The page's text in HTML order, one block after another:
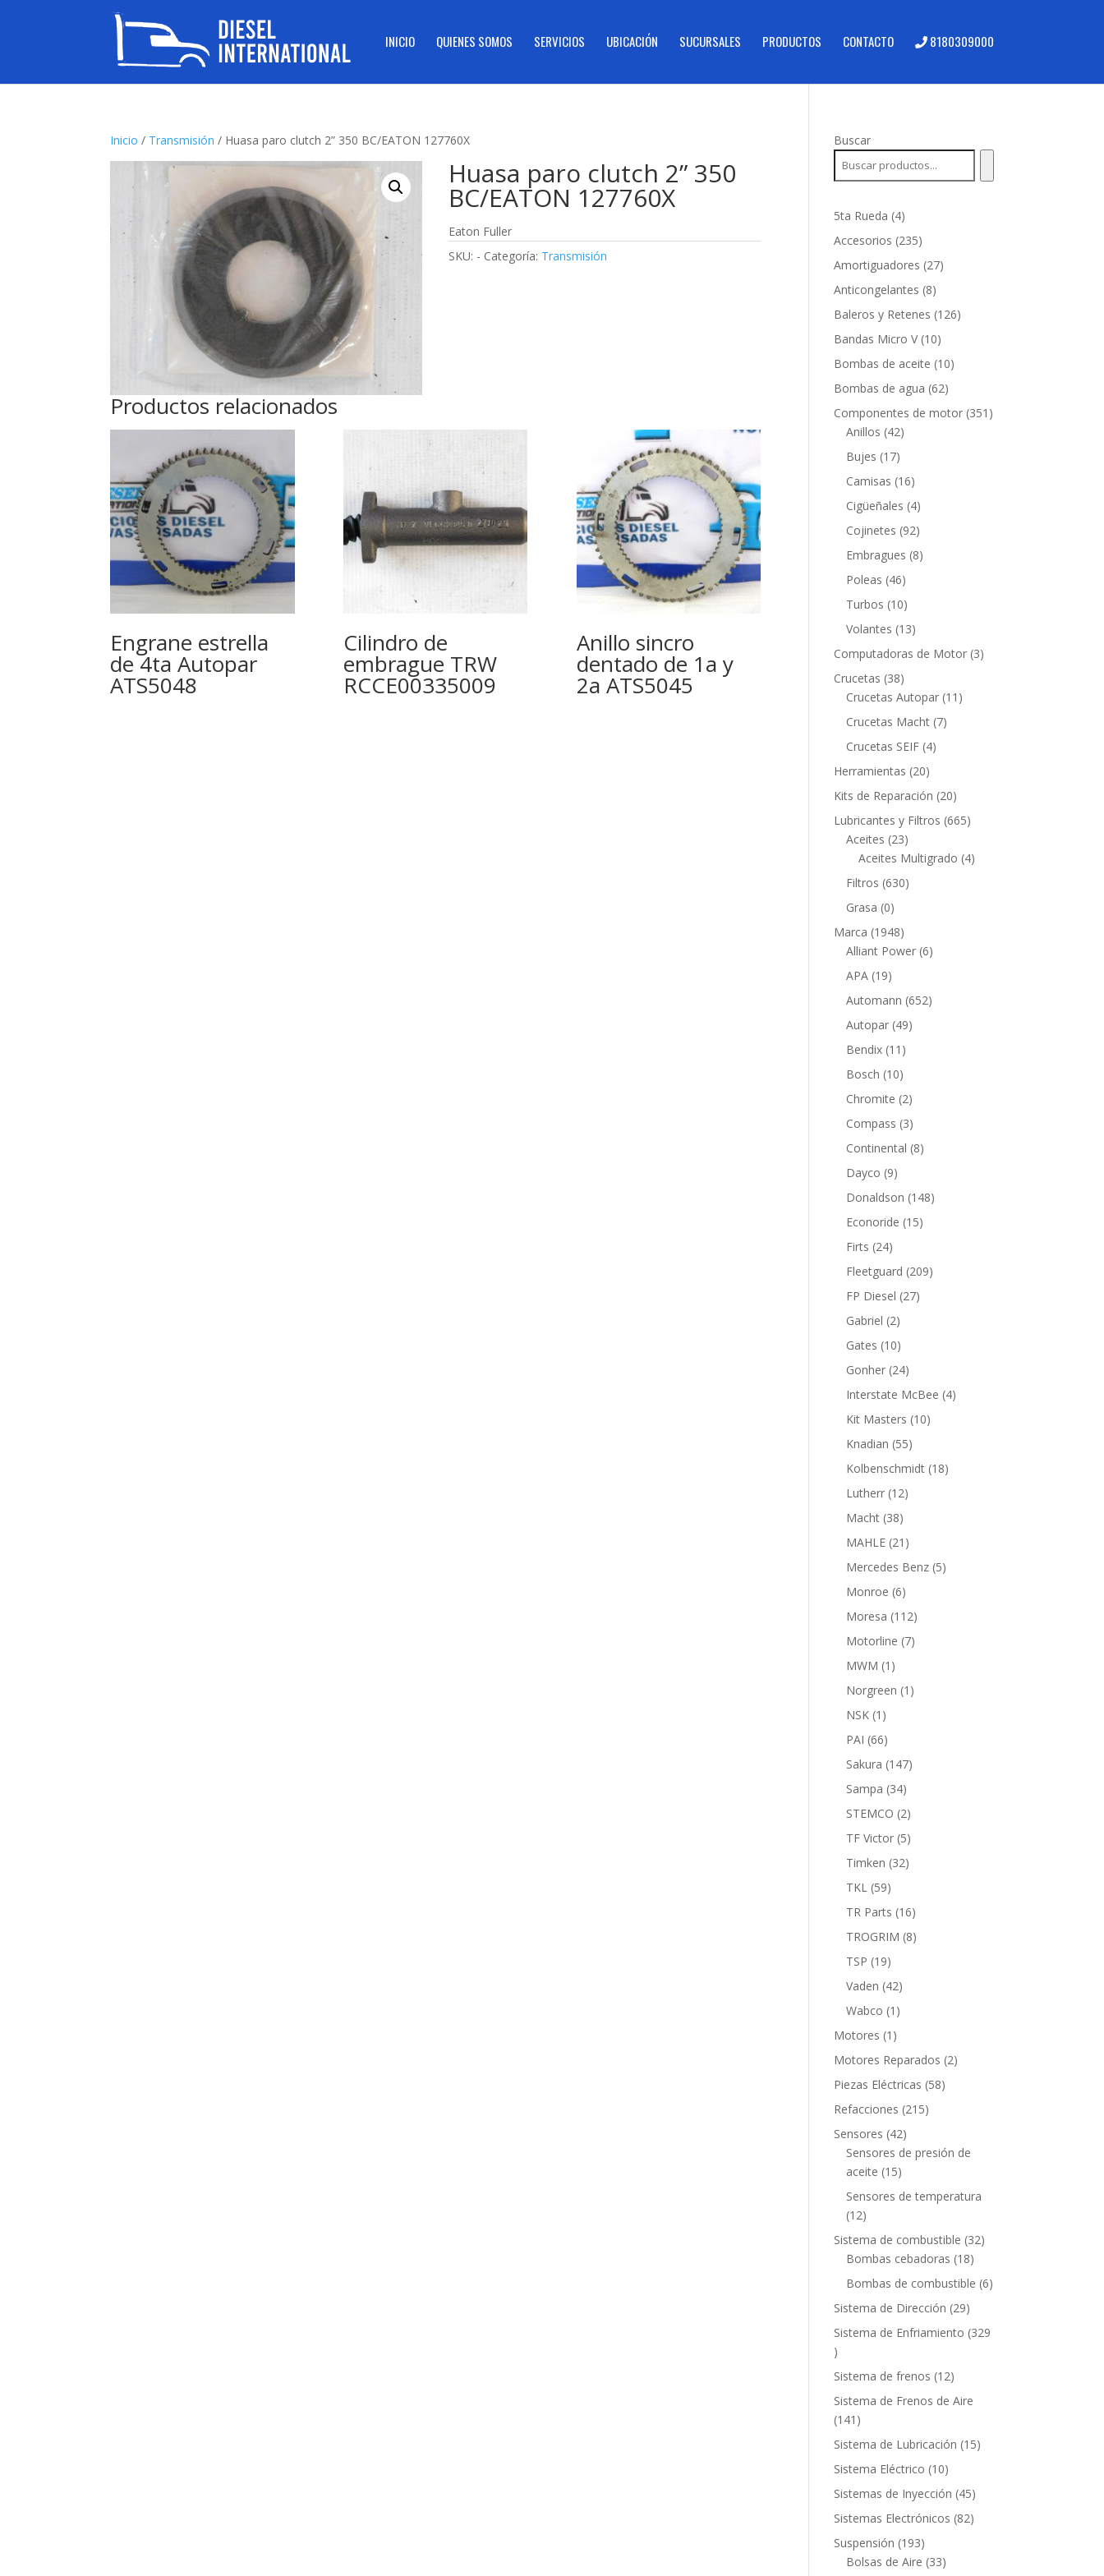
INICIO QUIENES SOMOS SERVICIOS UBICACIÓN SUCURSALES PRODUCTOS CONTACTO 8180309000
Inicio / Transmisión / Huasa paro clutch 2” 350 BC/EATON 127760X
Huasa paro clutch 2” 350
BC/EATON 127760X
Eaton Fuller
SKU: - Categoría: Transmisión
Productos relacionados
Engrane estrella
de 4ta Autopar
ATS5048
Cilindro de
embrague TRW
RCCE00335009
Anillo sincro
dentado de 1a y
2a ATS5045
Buscar
5ta Rueda 44
productos
Accesorios 235235
productos
Amortiguadores 2727
Anticongelantes 88
productos
Baleros y Retenes 126126
Bandas Micro V 1010
productos
Bombas de aceite 1010
Bombas de agua 6262
productos
Componentes de motor 351 351
Anillos 4242
Bujes 1717
productos
Camisas 1616
productos
Cigüeñales 44
productos
Cojinetes 9292
productos
Embragues 88
Poleas 4646
productos
Turbos 1010
productos
Volantes 1313
productos
Computadoras de Motor 33
Crucetas 3838
productos
Crucetas Autopar 11 11
Crucetas Macht 77
Crucetas SEIF 44
Herramientas 2020
productos
Kits de Reparación 2020
productos
Lubricantes y Filtros 665665
Aceites 2323
productos
Aceites Multigrado 44
Filtros 630630
Grasa 00
productos
Marca 19481948
productos
Alliant Power 66
APA 1919
productos
Automann 652652
Autopar 4949
Bendix 11 11
productos
Bosch 1010
productos
Chromite 22
productos
Compass 33
productos
Continental 88
Dayco 99
productos
Donaldson 148148
Econoride 1515
Firts 2424
productos
Fleetguard 209209
FP Diesel 2727
Gabriel 22
productos
Gates 1010
productos
Gonher 2424
productos
Interstate McBee 44
Kit Masters 1010
Knadian 5555
productos
Kolbenschmidt 1818
Lutherr 1212
Macht 3838
productos
MAHLE 21 21
productos
Mercedes Benz 55
Monroe 66
productos
Moresa 112112
productos
Motorline 77
MWM 1 1
producto
Norgreen 1 1
NSK 1 1
producto
PAI 6666
productos
Sakura 147147
Sampa 3434
productos
STEMCO 22
productos
TF Victor 55
productos
Timken 3232
TKL 5959
productos
TR Parts 1616
productos
TROGRIM 88
TSP 1919
productos
Vaden 4242
productos
Wabco 1 1
Motores 1 1
producto
Motores Reparados 22
Piezas Eléctricas 5858
Refacciones 215215
Sensores 4242
productos
Sensores de presión de
aceite 1515
productos
Sensores de temperatura
1212
productos
Sistema de combustible 3232
Bombas cebadoras 1818
productos
Bombas de combustible 66
Sistema de Dirección 2929
productos
Sistema de Enfriamiento 329
329
productos
Sistema de frenos 1212
productos
Sistema de Frenos de Aire
141 141
productos
Sistema de Lubricación 1515
Sistema Eléctrico 1010
productos
Sistemas de Inyección 4545
productos
Sistemas Electrónicos 8282
Suspensión 193193
productos
Bolsas de Aire 3333